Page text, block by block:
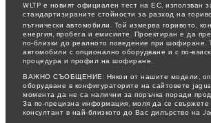
WLTP е новият официален тест на ЕС, използван
стандартизираните стойности за разход на
пътнически автомобили. Той измерва горивото,
енергия, пробега и емисиите. Проектиран е да
по-близки до реалното поведение при шофиране.
автомобили с опционално оборудване и с по-
процедура и профил на шофиране.
ВАЖНО СЪОБЩЕНИЕ: Някои от нашите модели,
оборудване в конфигураторите на сайтовете
момента да не са налични за поръчка поради
За по-прецизна информация, моля да се свържете
консултант в най-близкото до Вас дилърство на